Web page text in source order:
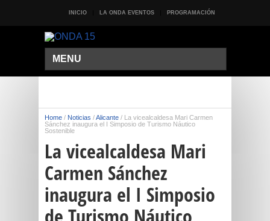
INICIO LA ONDA EVENTOS PROGRAMACIÓN
MENU
Home / Noticias /Alicante / La vicealcaldesa Mari Carmen
Sánchez inaugura el I Simposio de Turismo Náutico
Sostenible
La vicealcaldesa Mari
Carmen Sánchez
inaugura el I Simposio